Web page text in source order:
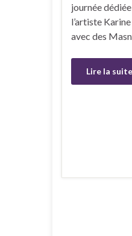
journée
l’artiste
avec des
Lire la suite